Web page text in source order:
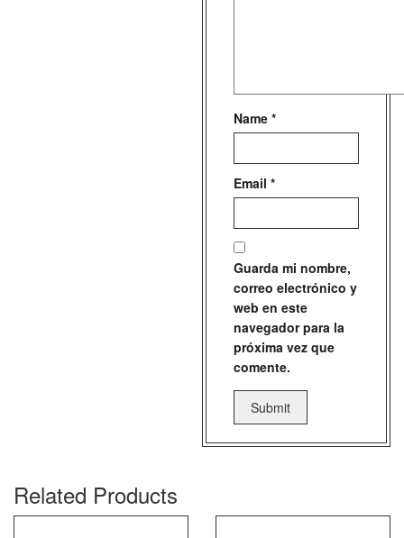
Name *
Email *
Guarda mi nombre,
correo electrónico y
web en este
navegador para la
próxima vez que
comente.
Related Products